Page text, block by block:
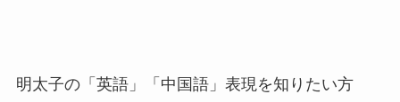
明太子の「英語」「中国語」表現を知りたい方